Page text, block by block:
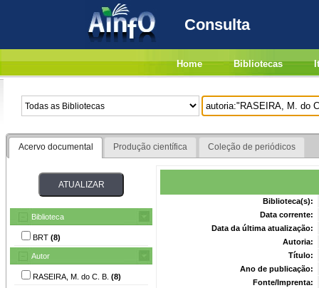
Consulta
Home Bibliotecas
Acervo documental Produção científica Coleção de periódicos
Biblioteca
BRT (8)
Autor
RASEIRA, M. do C. B. (8)
Biblioteca(s):
Data corrente:
Data da última atualização:
Autoria:
Título:
Ano de publicação:
Fonte/Imprenta: